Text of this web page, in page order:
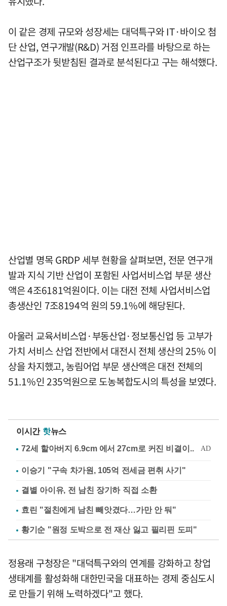
이 같은 경제 규모와 성장세는 대덕특구와 IT·바이오 첨
단 산업, 연구개발(R&D) 거점 인프라를 바탕으로 하는
산업구조가 뒷받침된 결과로 분석된다고 구는 해석했다.
산업별 명목 GRDP 세부 현황을 살펴보면, 전문 연구개
발과 지식 기반 산업이 포함된 사업서비스업 부문 생산
액은 4조6181억원이다. 이는 대전 전체 사업서비스업
총생산인 7조8194억 원의 59.1%에 해당된다.
아울러 교육서비스업·부동산업·정보통신업 등 고부가
가치 서비스 산업 전반에서 대전시 전체 생산의 25% 이
상을 차지했고, 농림어업 부문 생산액은 대전 전체의
51.1%인 235억원으로 도농복합도시의 특성을 보였다.
이시간 핫뉴스
이승기 "구속 차가원, 105억 전세금 편취 사기"
결별 아이유, 전 남친 장기하 직접 소환
효린 "절친에게 남친 빼앗겼다…가만 안 둬"
황기순 "원정 도박으로 전 재산 잃고 필리핀 도피"
정용래 구청장은 "대덕특구와의 연계를 강화하고 창업
생태계를 활성화해 대한민국을 대표하는 경제 중심도시
로 만들기 위해 노력하겠다"고 했다.